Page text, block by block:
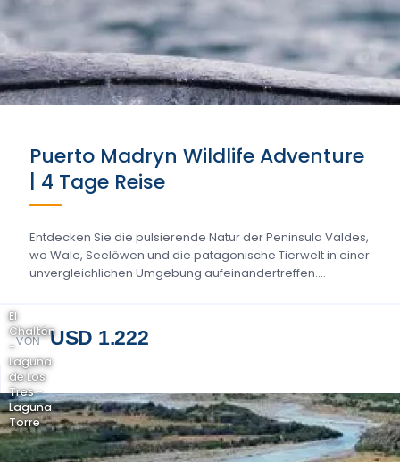
Puerto Madryn Wildlife Adventure
| 4 Tage Reise
Entdecken Sie die pulsierende Natur der Peninsula Valdes,
wo Wale, Seelöwen und die patagonische Tierwelt in einer
unvergleichlichen Umgebung aufeinandertreffen....
VON USD 1.222
El
Chaltén
-
Laguna
de Los
Tres -
Laguna
Torre